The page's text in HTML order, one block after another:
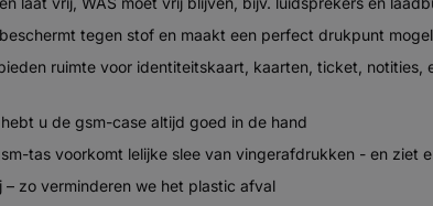
tegen stof en maakt een perfect drukpunt
ruimte voor identiteitskaart, kaarten, ticket,
u de gsm-case altijd goed in de hand
tas voorkomt lelijke slee van vingerafdrukken - en ziet
zo verminderen we het plastic afval